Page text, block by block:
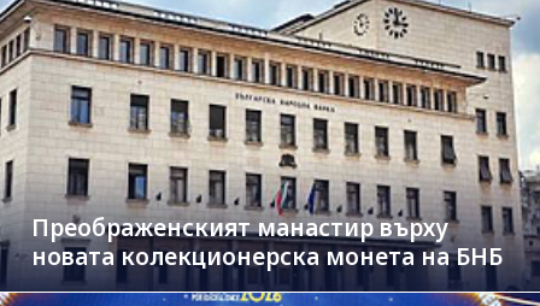
Преображенският манастир върху
новата колекционерска монета на БНБ